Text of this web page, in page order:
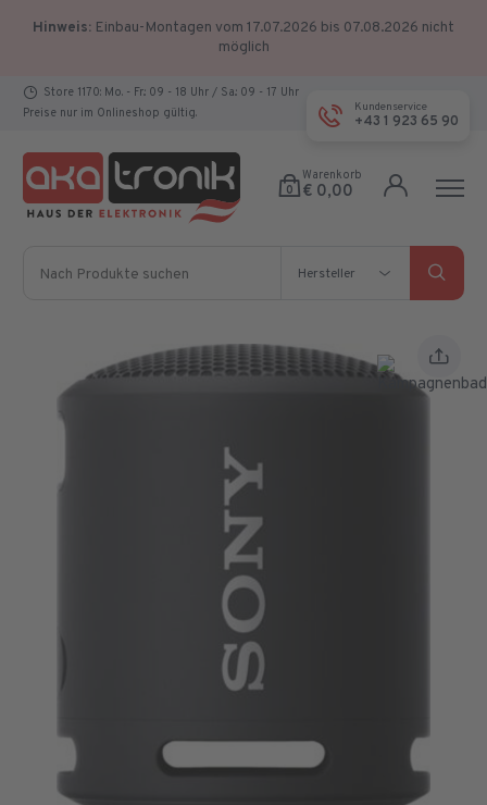
Hinweis: Einbau-Montagen vom 17.07.2026 bis 07.08.2026 nicht
möglich
Store 1170: Mo. - Fr.: 09 - 18 Uhr / Sa.: 09 - 17 Uhr
Preise nur im Onlineshop gültig.
Kundenservice
+43 1 923 65 90
0
Warenkorb
€ 0,00
Hersteller